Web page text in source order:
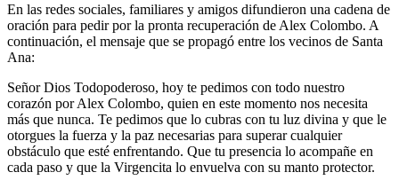
En las redes sociales, familiares y amigos difundieron una cadena de
oración para pedir por la pronta recuperación de Alex Colombo. A
continuación, el mensaje que se propagó entre los vecinos de Santa
Ana:
Señor Dios Todopoderoso, hoy te pedimos con todo nuestro
corazón por Alex Colombo, quien en este momento nos necesita
más que nunca. Te pedimos que lo cubras con tu luz divina y que le
otorgues la fuerza y la paz necesarias para superar cualquier
obstáculo que esté enfrentando. Que tu presencia lo acompañe en
cada paso y que la Virgencita lo envuelva con su manto protector.